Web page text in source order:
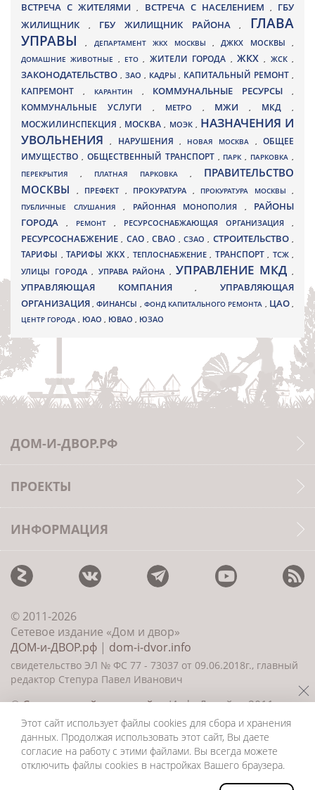
ВСТРЕЧА С ЖИТЕЛЯМИ, ВСТРЕЧА С НАСЕЛЕНИЕМ , ГБУ
ЖИЛИЩНИК
, ГБУ ЖИЛИЩНИК РАЙОНА, ГЛАВА
УПРАВЫ, ДЕПАРТАМЕНТ ЖКХ МОСКВЫ ,ДЖКХ МОСКВЫ ,
ДОМАШНИЕ ЖИВОТНЫЕ , ЕТО, ЖИТЕЛИ ГОРОДА , ЖКХ, ЖСК,
ЗАКОНОДАТЕЛЬСТВО , ЗАО , КАДРЫ, КАПИТАЛЬНЫЙ РЕМОНТ ,
КАПРЕМОНТ , КАРАНТИН , КОММУНАЛЬНЫЕ РЕСУРСЫ,
КОММУНАЛЬНЫЕ УСЛУГИ , МЕТРО , МЖИ, МКД ,
МОСЖИЛИНСПЕКЦИЯ, МОСКВА , МОЭК , НАЗНАЧЕНИЯ И
УВОЛЬНЕНИЯ, НАРУШЕНИЯ , НОВАЯ МОСКВА ,ОБЩЕЕ
ИМУЩЕСТВО , ОБЩЕСТВЕННЫЙ ТРАНСПОРТ , ПАРК, ПАРКОВКА ,
ПЕРЕКРЫТИЯ , ПЛАТНАЯ ПАРКОВКА , ПРАВИТЕЛЬСТВО
МОСКВЫ
, ПРЕФЕКТ , ПРОКУРАТУРА , ПРОКУРАТУРА МОСКВЫ ,
ПУБЛИЧНЫЕ СЛУШАНИЯ , РАЙОННАЯ МОНОПОЛИЯ , РАЙОНЫ
ГОРОДА
, РЕМОНТ , РЕСУРСОСНАБЖАЮЩАЯ ОРГАНИЗАЦИЯ ,
РЕСУРСОСНАБЖЕНИЕ, САО,СВАО ,СЗАО, СТРОИТЕЛЬСТВО,
ТАРИФЫ , ТАРИФЫ ЖКХ , ТЕПЛОСНАБЖЕНИЕ , ТРАНСПОРТ , ТСЖ ,
УЛИЦЫ ГОРОДА , УПРАВА РАЙОНА , УПРАВЛЕНИЕ МКД ,
УПРАВЛЯЮЩАЯ КОМПАНИЯ,УПРАВЛЯЮЩАЯ
ОРГАНИЗАЦИЯ,ФИНАНСЫ , ФОНД КАПИТАЛЬНОГО РЕМОНТА , ЦАО,
ЦЕНТР ГОРОДА , ЮАО , ЮВАО , ЮЗАО
ДОМ-И-ДВОР.РФ
ПРОЕКТЫ
ИНФОРМАЦИЯ
© 2011-2026
Сетевое издание «Дом и двор»
ДОМ-и-ДВОР.рф | dom-i-dvor.info
свидетельство ЭЛ № ФС 77 - 73037 от 09.06.2018г., главный
редактор Степура Павел Иванович
©Создание сайта и дизайн«ИнфоДизайн» 2011—
2026
Этот сайт использует файлы cookies для сбора и хранения
данных. Продолжая использовать этот сайт, Вы даете
согласие на работу с этими файлами. Вы всегда можете
отключить файлы cookies в настройках Вашего браузера.